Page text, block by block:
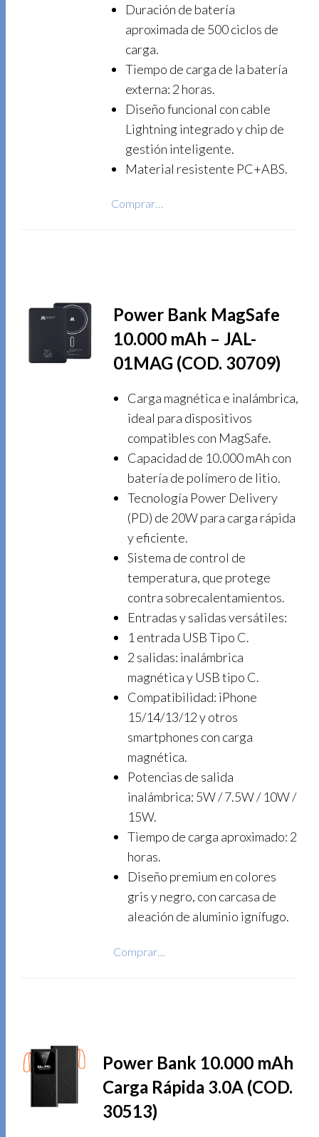
Duración de batería
aproximada de 500 ciclos de
carga.
Tiempo de carga de la batería
externa: 2 horas.
Diseño funcional con cable
Lightning integrado y chip de
gestión inteligente.
Material resistente PC+ABS.
Comprar…
Power Bank MagSafe
10.000 mAh – JAL-
01MAG (COD. 30709)
Carga magnética e inalámbrica,
ideal para dispositivos
compatibles con MagSafe.
Capacidad de 10.000 mAh con
batería de polímero de litio.
Tecnología Power Delivery
(PD) de 20W para carga rápida
y eficiente.
Sistema de control de
temperatura, que protege
contra sobrecalentamientos.
Entradas y salidas versátiles:
1 entrada USB Tipo C.
2 salidas: inalámbrica
magnética y USB tipo C.
Compatibilidad: iPhone
15/14/13/12 y otros
smartphones con carga
magnética.
Potencias de salida
inalámbrica: 5W / 7.5W / 10W /
15W.
Tiempo de carga aproximado: 2
horas.
Diseño premium en colores
gris y negro, con carcasa de
aleación de aluminio ignífugo.
Comprar…
Power Bank 10.000 mAh
Carga Rápida 3.0A (COD.
30513)